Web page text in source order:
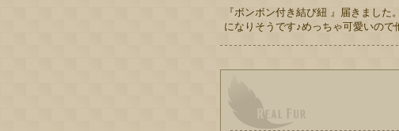
『ボンボン付き結び紐 』届きまし
になりそうです♪めっちゃ可愛いので